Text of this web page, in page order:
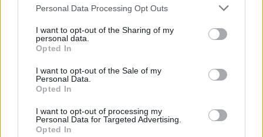
Please note that this website/app uses one or more Google
not limited to your visit or usage behaviour. You may click to
grant or deny consent to Google and its third-party tags to
use your data for below specified purposes in below Google
consent section.
Personal Data Processing Opt Outs
I want to opt-out of the Sharing of my
personal data.
Opted In
I want to opt-out of the Sale of my
Personal Data.
Opted In
I want to opt-out of processing my
Personal Data for Targeted Advertising.
Opted In
Petrolio in calo: Brent a 88.9 dollari, ribassi diffusi tra le
materie prime
Andrea Innocenti · 6 Ago 2026